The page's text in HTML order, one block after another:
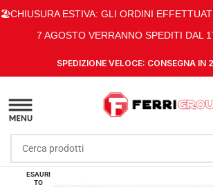
🏖️CHIUSURA ESTIVA: GLI ORDINI
7 AGOSTO VERRANNO SPEDITI DAL
SPEDIZIONE VELOCE: CONSEGNA IN
ESAURI
TO